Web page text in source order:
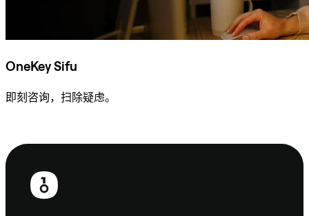
OneKey Sifu
即刻咨询，扫除疑虑。
页